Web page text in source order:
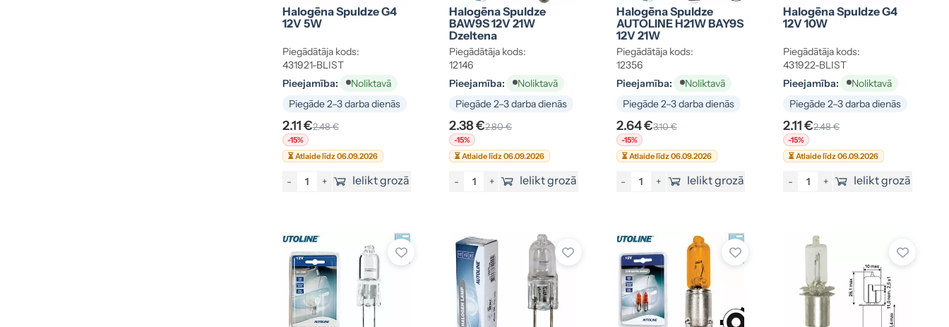
Halogēna Spuldze G4
12V 5W
Piegādātāja kods:
431921-BLIST
Pieejamība:
Noliktavā
Piegāde 2–3 darba dienās
2.11 €2.48 €
-15%
⏳ Atlaide līdz 06.09.2026
- + Ielikt grozā
Halogēna Spuldze
BAW9S 12V 21W
Dzeltena
Piegādātāja kods:
12146
Pieejamība:
Noliktavā
Piegāde 2–3 darba dienās
2.38 €2.80 €
-15%
⏳ Atlaide līdz 06.09.2026
- + Ielikt grozā
Halogēna Spuldze
AUTOLINE H21W BAY9S
12V 21W
Piegādātāja kods:
12356
Pieejamība:
Noliktavā
Piegāde 2–3 darba dienās
2.64 €3.10 €
-15%
⏳ Atlaide līdz 06.09.2026
- + Ielikt grozā
Halogēna Spuldze G4
12V 10W
Piegādātāja kods:
431922-BLIST
Pieejamība:
Noliktavā
Piegāde 2–3 darba dienās
2.11 €2.48 €
-15%
⏳ Atlaide līdz 06.09.2026
- + Ielikt grozā